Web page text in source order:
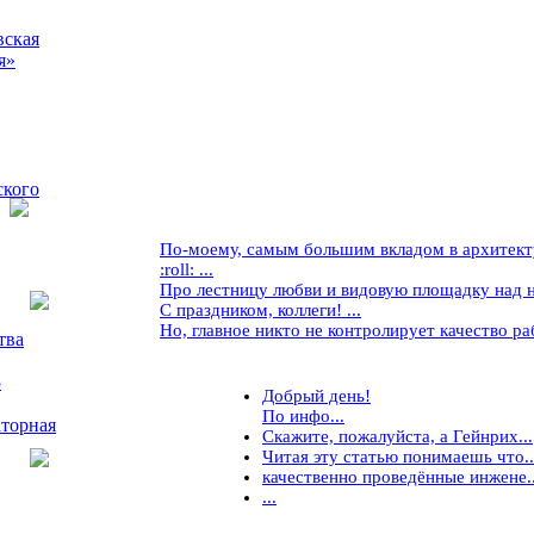
По-моему, самым большим вкладом в
:roll: ...
Про лестницу любви и видовую площадку над
С праздником, коллеги! ...
Но, главное никто не контролирует качество
Добрый день!
По инфо...
Скажите, пожалуйста, а Гейнрих...
Читая эту статью понимаешь
качественно проведённые
...